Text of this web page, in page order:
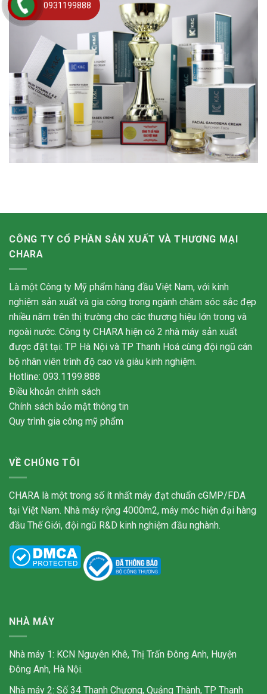
CÔNG TY CỔ PHẦN SẢN XUẤT VÀ THƯƠNG MẠI
CHARA
Là một Công ty Mỹ phẩm hàng đầu Việt Nam, với kinh
nghiệm sản xuất và gia công trong ngành chăm sóc sắc đẹp
nhiều năm trên thị trường cho các thương hiệu lớn trong và
ngoài nước. Công ty CHARA hiện có 2 nhà máy sản xuất
được đặt tại: TP Hà Nội và TP Thanh Hoá cùng đội ngũ cán
bộ nhân viên trình độ cao và giàu kinh nghiệm.
Hotline: 093.1199.888
Điều khoản chính sách
Chính sách bảo mật thông tin
Quy trình gia công mỹ phẩm
VỀ CHÚNG TÔI
CHARA là một trong số ít nhất máy đạt chuẩn cGMP/FDA
tại Việt Nam. Nhà máy rộng 4000m2, máy móc hiện đại hàng
đầu Thế Giới, đội ngũ R&D kinh nghiệm đầu nghành.
NHÀ MÁY
Nhà máy 1: KCN Nguyên Khê, Thị Trấn Đông Anh, Huyện
Đông Anh, Hà Nội.
Nhà máy 2: Số 34 Thanh Chương, Quảng Thành, TP Thanh
0931199888